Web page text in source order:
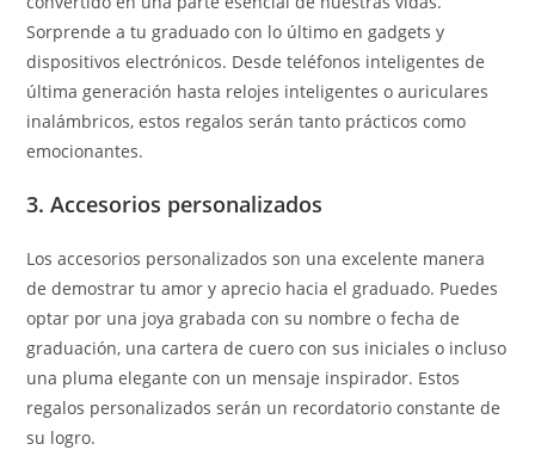
Sorprende a tu graduado con lo último en gadgets y
dispositivos electrónicos. Desde teléfonos inteligentes de
última generación hasta relojes inteligentes o auriculares
inalámbricos, estos regalos serán tanto prácticos como
emocionantes.
3. Accesorios personalizados
Los accesorios personalizados son una excelente manera
de demostrar tu amor y aprecio hacia el graduado. Puedes
optar por una joya grabada con su nombre o fecha de
graduación, una cartera de cuero con sus iniciales o incluso
una pluma elegante con un mensaje inspirador. Estos
regalos personalizados serán un recordatorio constante de
su logro.